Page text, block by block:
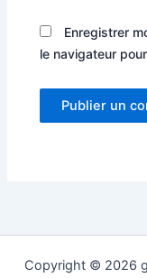
Enregistrer
le navigateur
Copyright © 2026